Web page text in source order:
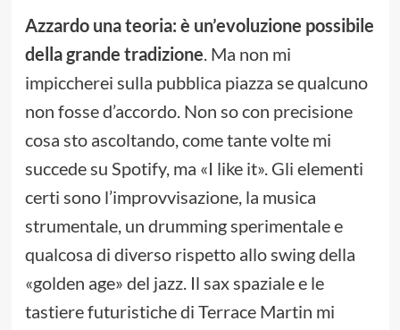
Azzardo una teoria: è un’evoluzione possibile
della grande tradizione. Ma non mi
impiccherei sulla pubblica piazza se qualcuno
non fosse d’accordo. Non so con precisione
cosa sto ascoltando, come tante volte mi
succede su Spotify, ma «I like it». Gli elementi
certi sono l’improvvisazione, la musica
strumentale, un drumming sperimentale e
qualcosa di diverso rispetto allo swing della
«golden age» del jazz. Il sax spaziale e le
tastiere futuristiche di Terrace Martin mi